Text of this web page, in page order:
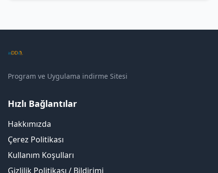
Program ve Uygulama indirme Sitesi
Hızlı Bağlantılar
Hakkımızda
Çerez Politikası
Kullanım Koşulları
Gizlilik Politikası / Bildirimi